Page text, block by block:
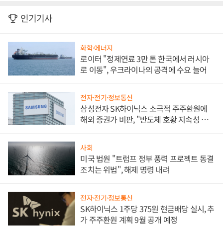
인기기사
화학·에너지
로이터 "정제연료 3만 톤 한국에서 러시아
로 이동", 우크라이나의 공격에 수요 늘어
전자·전기·정보통신
삼성전자 SK하이닉스 소극적 주주환원에
해외 증권가 비판, "반도체 호황 지속성 의
사회
미국 법원 "트럼프 정부 풍력 프로젝트 동결
조치는 위법", 해제 명령 내려
전자·전기·정보통신
SK하이닉스 1주당 375원 현금배당 실시, 추
가 주주환원 계획 9월 공개 예정